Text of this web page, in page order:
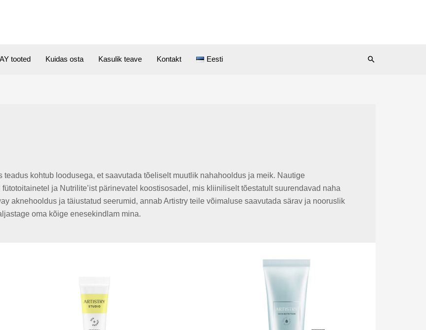
tooted Kuidas osta Kasulik teave Kontakt Eesti Search
kohtub loodusega, et saavutada tõeliselt muutlik nahahooldus ja meik. Nautige
ja Nutrilite’ist pärinevatel koostisosadel, mis kliiniliselt tõestatult suurendavad naha
aknehooldus ja täiustatud seerumid, annab Artistry teile võimaluse saavutada särav ja nooruslik
oma kõige enesekindlam mina.